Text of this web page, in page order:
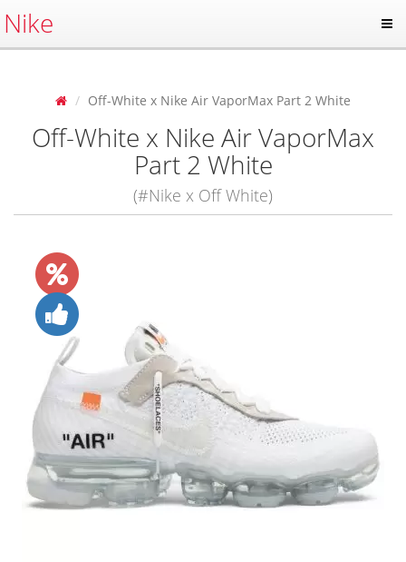
Nike
Off-White x Nike Air VaporMax Part 2 White
Off-White x Nike Air VaporMax
Part 2 White
(#Nike x Off White)